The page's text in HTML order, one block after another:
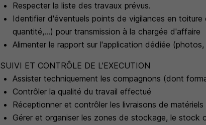
Respecter la liste des travaux prévus.
Identifier d'éventuels points de vigilances en
quantité,...) pour transmission à la chargée d'affaire
Alimenter le rapport sur l'application dédiée
SUIVI ET CONTRÔLE DE L'EXECUTION
Assister techniquement les compagnons (dont
Contrôler la qualité du travail effectué
Réceptionner et contrôler les livraisons de
Gérer et organiser les zones de stockage, le stock